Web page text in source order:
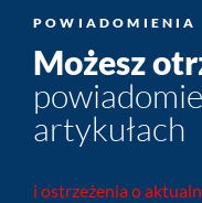
POWIADOMIENIA
Możesz
artykułach
i ostrzeżenia o